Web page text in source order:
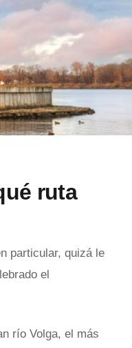
ruta
particular, quizá le
el
río Volga, el más